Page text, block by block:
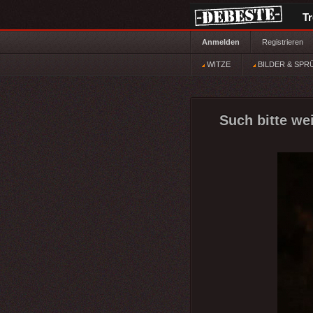
Anmelden Registrieren
WITZE BILDER &
Such bitte